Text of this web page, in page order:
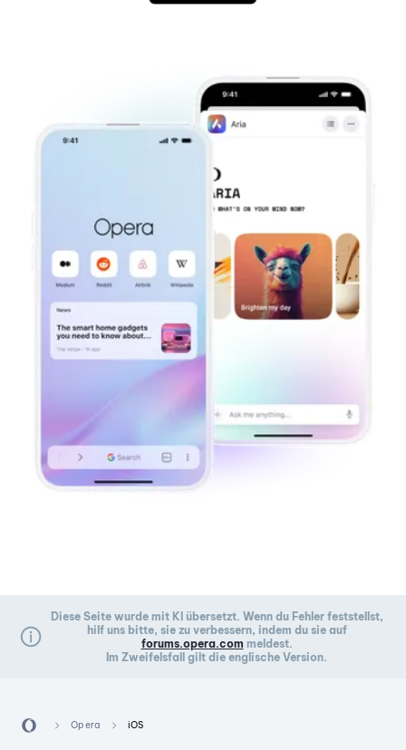
Diese Seite wurde mit KI übersetzt. Wenn du Fehler feststellst,
hilf uns bitte, sie zu verbessern, indem du sie auf
forums.opera.com meldest.
Im Zweifelsfall gilt die englische Version.
Opera iOS